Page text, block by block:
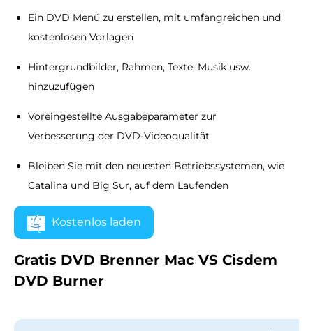
Ein DVD Menü zu erstellen, mit umfangreichen und
kostenlosen Vorlagen
Hintergrundbilder, Rahmen, Texte, Musik usw.
hinzuzufügen
Voreingestellte Ausgabeparameter zur
Verbesserung der DVD-Videoqualität
Bleiben Sie mit den neuesten Betriebssystemen, wie
Catalina und Big Sur, auf dem Laufenden
Kostenlos laden
Gratis DVD Brenner Mac VS Cisdem
DVD Burner